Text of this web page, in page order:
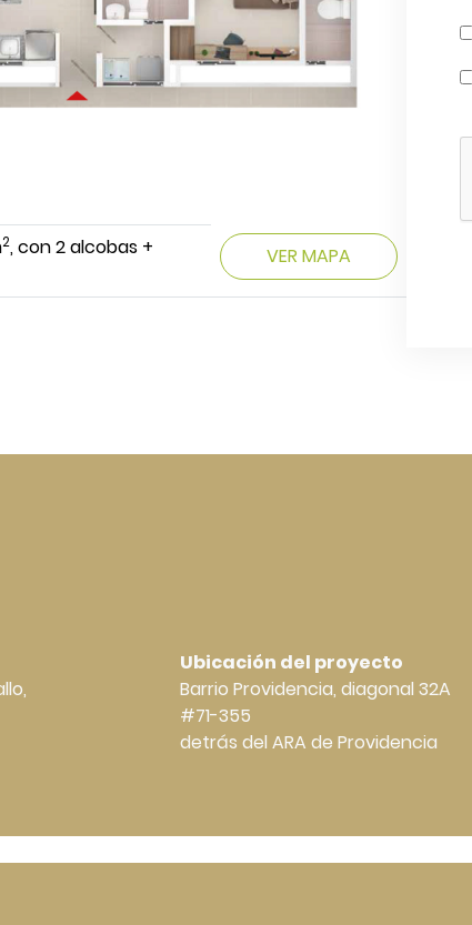
2, con 2 alcobas +
VER MAPA
Ubicación del proyecto
Barrio Providencia, diagonal 32A
#71-355
detrás del ARA de Providencia